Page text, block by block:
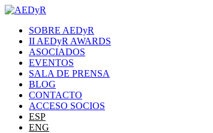
SOBRE AEDyR
II AEDyR AWARDS
ASOCIADOS
EVENTOS
SALA DE PRENSA
BLOG
CONTACTO
ACCESO SOCIOS
ESP
ENG